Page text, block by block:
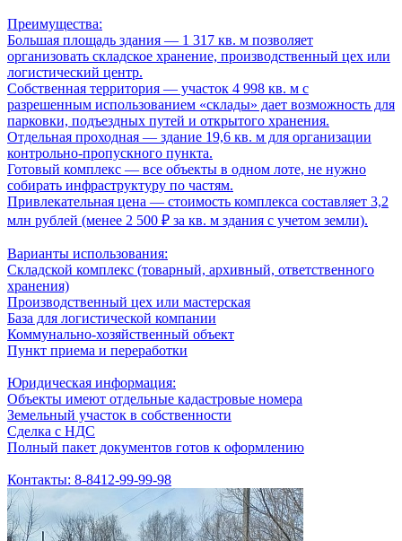
Преимущества:
Большая площадь здания — 1 317 кв. м позволяет
организовать складское хранение, производственный цех или
логистический центр.
Собственная территория — участок 4 998 кв. м с
разрешенным использованием «склады» дает возможность для
парковки, подъездных путей и открытого хранения.
Отдельная проходная — здание 19,6 кв. м для организации
контрольно-пропускного пункта.
Готовый комплекс — все объекты в одном лоте, не нужно
собирать инфраструктуру по частям.
Привлекательная цена — стоимость комплекса составляет 3,2
млн рублей (менее 2 500 ₽ за кв. м здания с учетом земли).
Варианты использования:
Складской комплекс (товарный, архивный, ответственного
хранения)
Производственный цех или мастерская
База для логистической компании
Коммунально-хозяйственный объект
Пункт приема и переработки
Юридическая информация:
Объекты имеют отдельные кадастровые номера
Земельный участок в собственности
Сделка с НДС
Полный пакет документов готов к оформлению
Контакты: 8-8412-99-99-98